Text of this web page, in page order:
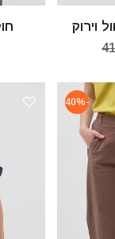
וירוק
-40%